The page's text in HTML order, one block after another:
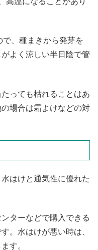
、種まきから発芽を
よく涼しい半日陰で管
っても枯れることはあ
場合は霜よけなどの対
はけと通気性に優れた
ターなどで購入できる
。水はけが悪い時は、
す。